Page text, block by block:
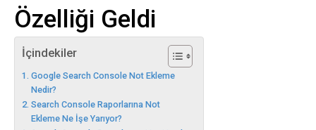
Özelliği Geldi
İçindekiler
Google Search Console Not Ekleme
Nedir?
Search Console Raporlarına Not
Ekleme Ne İşe Yarıyor?